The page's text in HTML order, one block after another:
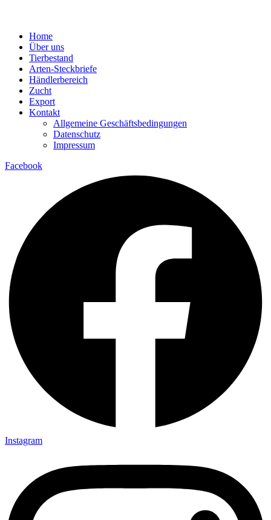
Home
Über uns
Tierbestand
Arten-Steckbriefe
Händlerbereich
Zucht
Export
Kontakt
Allgemeine Geschäftsbedingungen
Datenschutz
Impressum
Facebook
Instagram